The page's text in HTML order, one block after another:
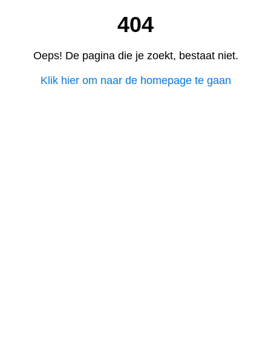
404
Oeps! De pagina die je zoekt, bestaat niet.
Klik hier om naar de homepage te gaan